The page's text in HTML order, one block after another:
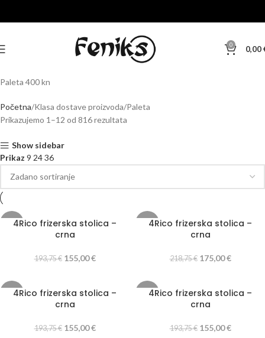
0 0,00
Paleta 400 kn
Početna Klasa dostave proizvoda Paleta
Prikazujemo 1–12 od 816 rezultata
Show sidebar
Prikaz 9 2436
-20%4Rico frizerska stolica –
crna
193,75€ 155,00€
-20%4Rico frizerska stolica –
crna
218,75€ 175,00€
-20%4Rico frizerska stolica –
crna
193,75€ 155,00€
-20%4Rico frizerska stolica –
crna
193,75€ 155,00€